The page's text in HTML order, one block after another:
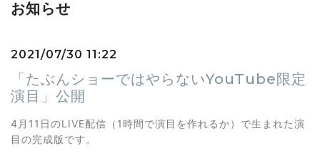
お知らせ
2021/07/30 11:22
「たぶんショーではやらないYouTube限定
演目」公開
4月11日のLIVE配信（1時間で演目を作れるか）で生まれた演
目の完成版です。